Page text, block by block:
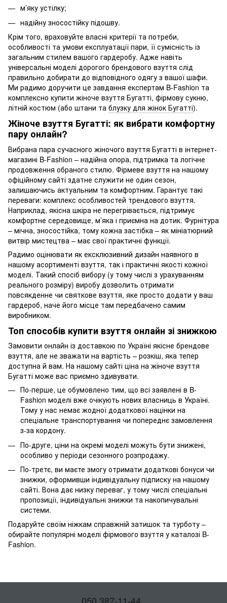
м’яку устілку;
надійну зносостійку підошву.
Крім того, враховуйте власні критерії та потреби,
особливості та умови експлуатації пари, її сумісність із
загальним стилем вашого гардеробу. Адже навіть
універсальні моделі дорогого брендового взуття слід
правильно добирати до відповідного одягу з вашої шафи.
Ми радимо доручити це завдання експертам B-Fashion та
комплексно купити жіноче взуття Бугатті, фірмову сукню,
літній костюм (або штани та блузку для жінок Бугатті).
Жіноче взуття Бугатті: як вибрати комфортну
пару онлайн?
Вибрана пара сучасного жіночого взуття Бугатті в інтернет-
магазині B-Fashion – надійна опора, підтримка та логічне
продовження обраного стилю. Фірмеве взуття на нашому
офіційному сайті здатне служити не один сезон,
залишаючись актуальним та комфортним. Гарантує такі
переваги: комплекс особливостей трендового взуття.
Наприклад, якісна шкіра не перегрівається, підтримує
комфортне середовище, м’яка і приємна на дотик. Фурнітура
– мічна, зносостійка, тому кожна застібка – як мініатюрний
витвір мистецтва – має свої практичні функції.
Радимо оцінювати як ексклюзивний дизайн наявного в
нашому асортименті взуття, так і практичні якості кожної
моделі. Такий спосіб вибору (у тому числі з урахуванням
реального розміру) виробу дозволить отримати
повсякденне чи святкове взуття, яке просто додати у ваш
гардероб, наче його місце там передбачено самим
виробником.
Топ способів купити взуття онлайн зі знижкою
Замовити онлайн із доставкою по Україні якісне брендове
взуття, але не зважати на вартість – розкіш, яка тепер
доступна й вам. На нашому сайті ціна на жіноче взуття
Бугатті може вас приємно здивувати.
По-перше, це обумовлено тим, що всі заявлені в B-
Fashion моделі вже очікують нових власниць в Україні.
Тому у нас немає жодної додаткової націнки на
спеціальне транспортування чи попереднє замовлення
з-за кордону.
По-друге, ціни на окремі моделі можуть бути знижені,
особливо у періоди сезонного розпродажу.
По-третє, ви маєте змогу отримати додаткові бонуси чи
знижки, оформивши індивідуальну підписку на нашому
сайті. Вона дає низку переваг, у тому числі спеціальні
пропозиції, індивідуальні знижки та накопичувальні
системи.
Подаруйте своїм ніжкам справжній затишок та турботу –
обирайте популярні моделі фірмового взуття у каталозі B-
Fashion.
050 387-11-44